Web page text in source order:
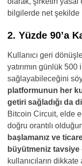
bilgilerde net şekilde
2. Yüzde 90’a
Kullanıcı geri
yatırımın günlük
sağlayabileceğini
platformunun her
getiri sağladığı da
Bitcoin Circuit, elde
doğru orantılı
başlamanız ve
büyütmeniz
kullanıcıların